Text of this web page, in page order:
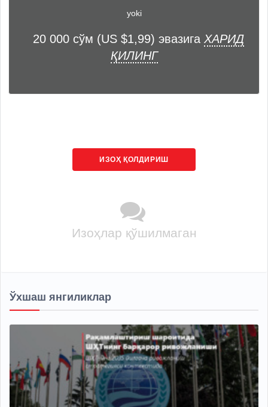
yoki
20 000 сўм (US $1,99) эвазига ХАРИД
ҚИЛИНГ
ИЗОҲ ҚОЛДИРИШ
Изоҳлар қўшилмаган
Ўхшаш янгиликлар